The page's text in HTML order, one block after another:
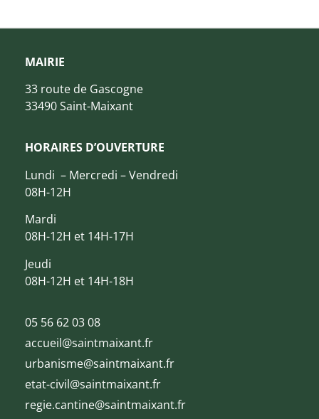
MAIRIE
33 route de Gascogne
33490 Saint-Maixant
HORAIRES D’OUVERTURE
Lundi – Mercredi – Vendredi
08H-12H
Mardi
08H-12H et 14H-17H
Jeudi
08H-12H et 14H-18H
05 56 62 03 08
accueil@saintmaixant.fr
urbanisme@saintmaixant.fr
etat-civil@saintmaixant.fr
regie.cantine@saintmaixant.fr